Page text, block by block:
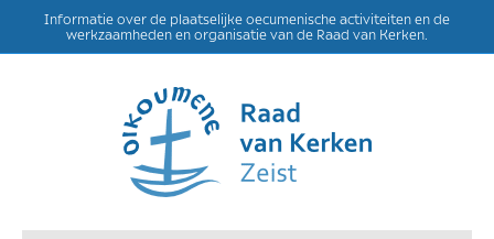
Informatie over de plaatselijke oecumenische activiteiten en de
werkzaamheden en organisatie van de Raad van Kerken.